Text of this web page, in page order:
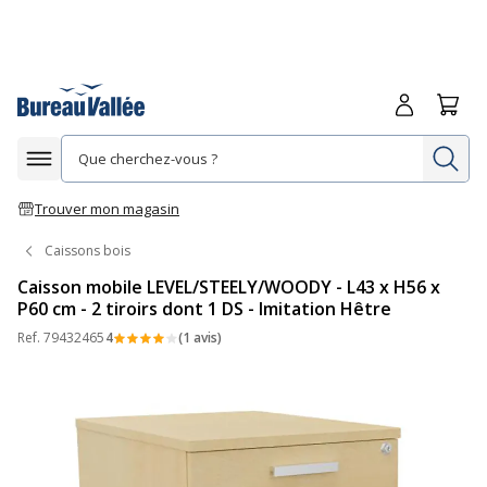
Afficher la navigation
Trouver mon magasin
Me
Caissons bois
Caisson mobile LEVEL/STEELY/WOODY - L43 x H56 x
P60 cm - 2 tiroirs dont 1 DS - Imitation Hêtre
Ref. 794324654 (1 avis)